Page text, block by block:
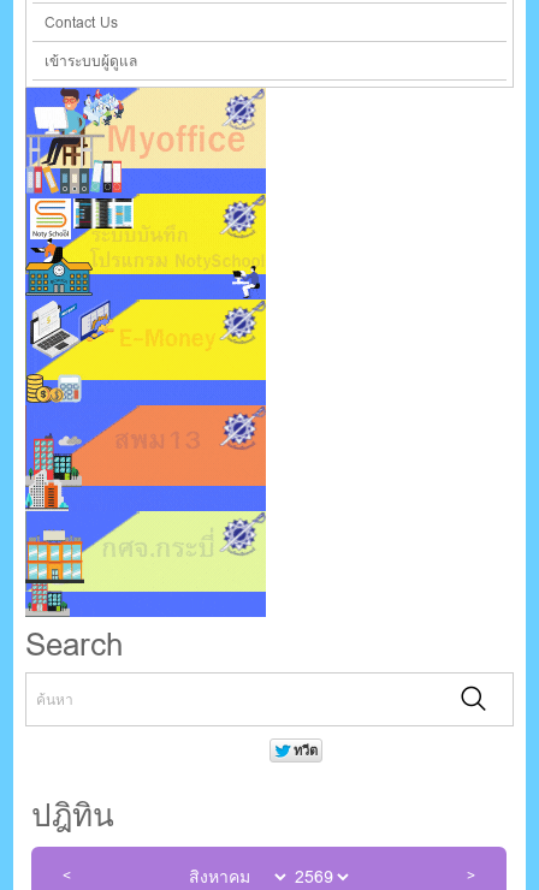
Contact Us
เข้าระบบผู้ดูแล
Search
ปฎิทิน